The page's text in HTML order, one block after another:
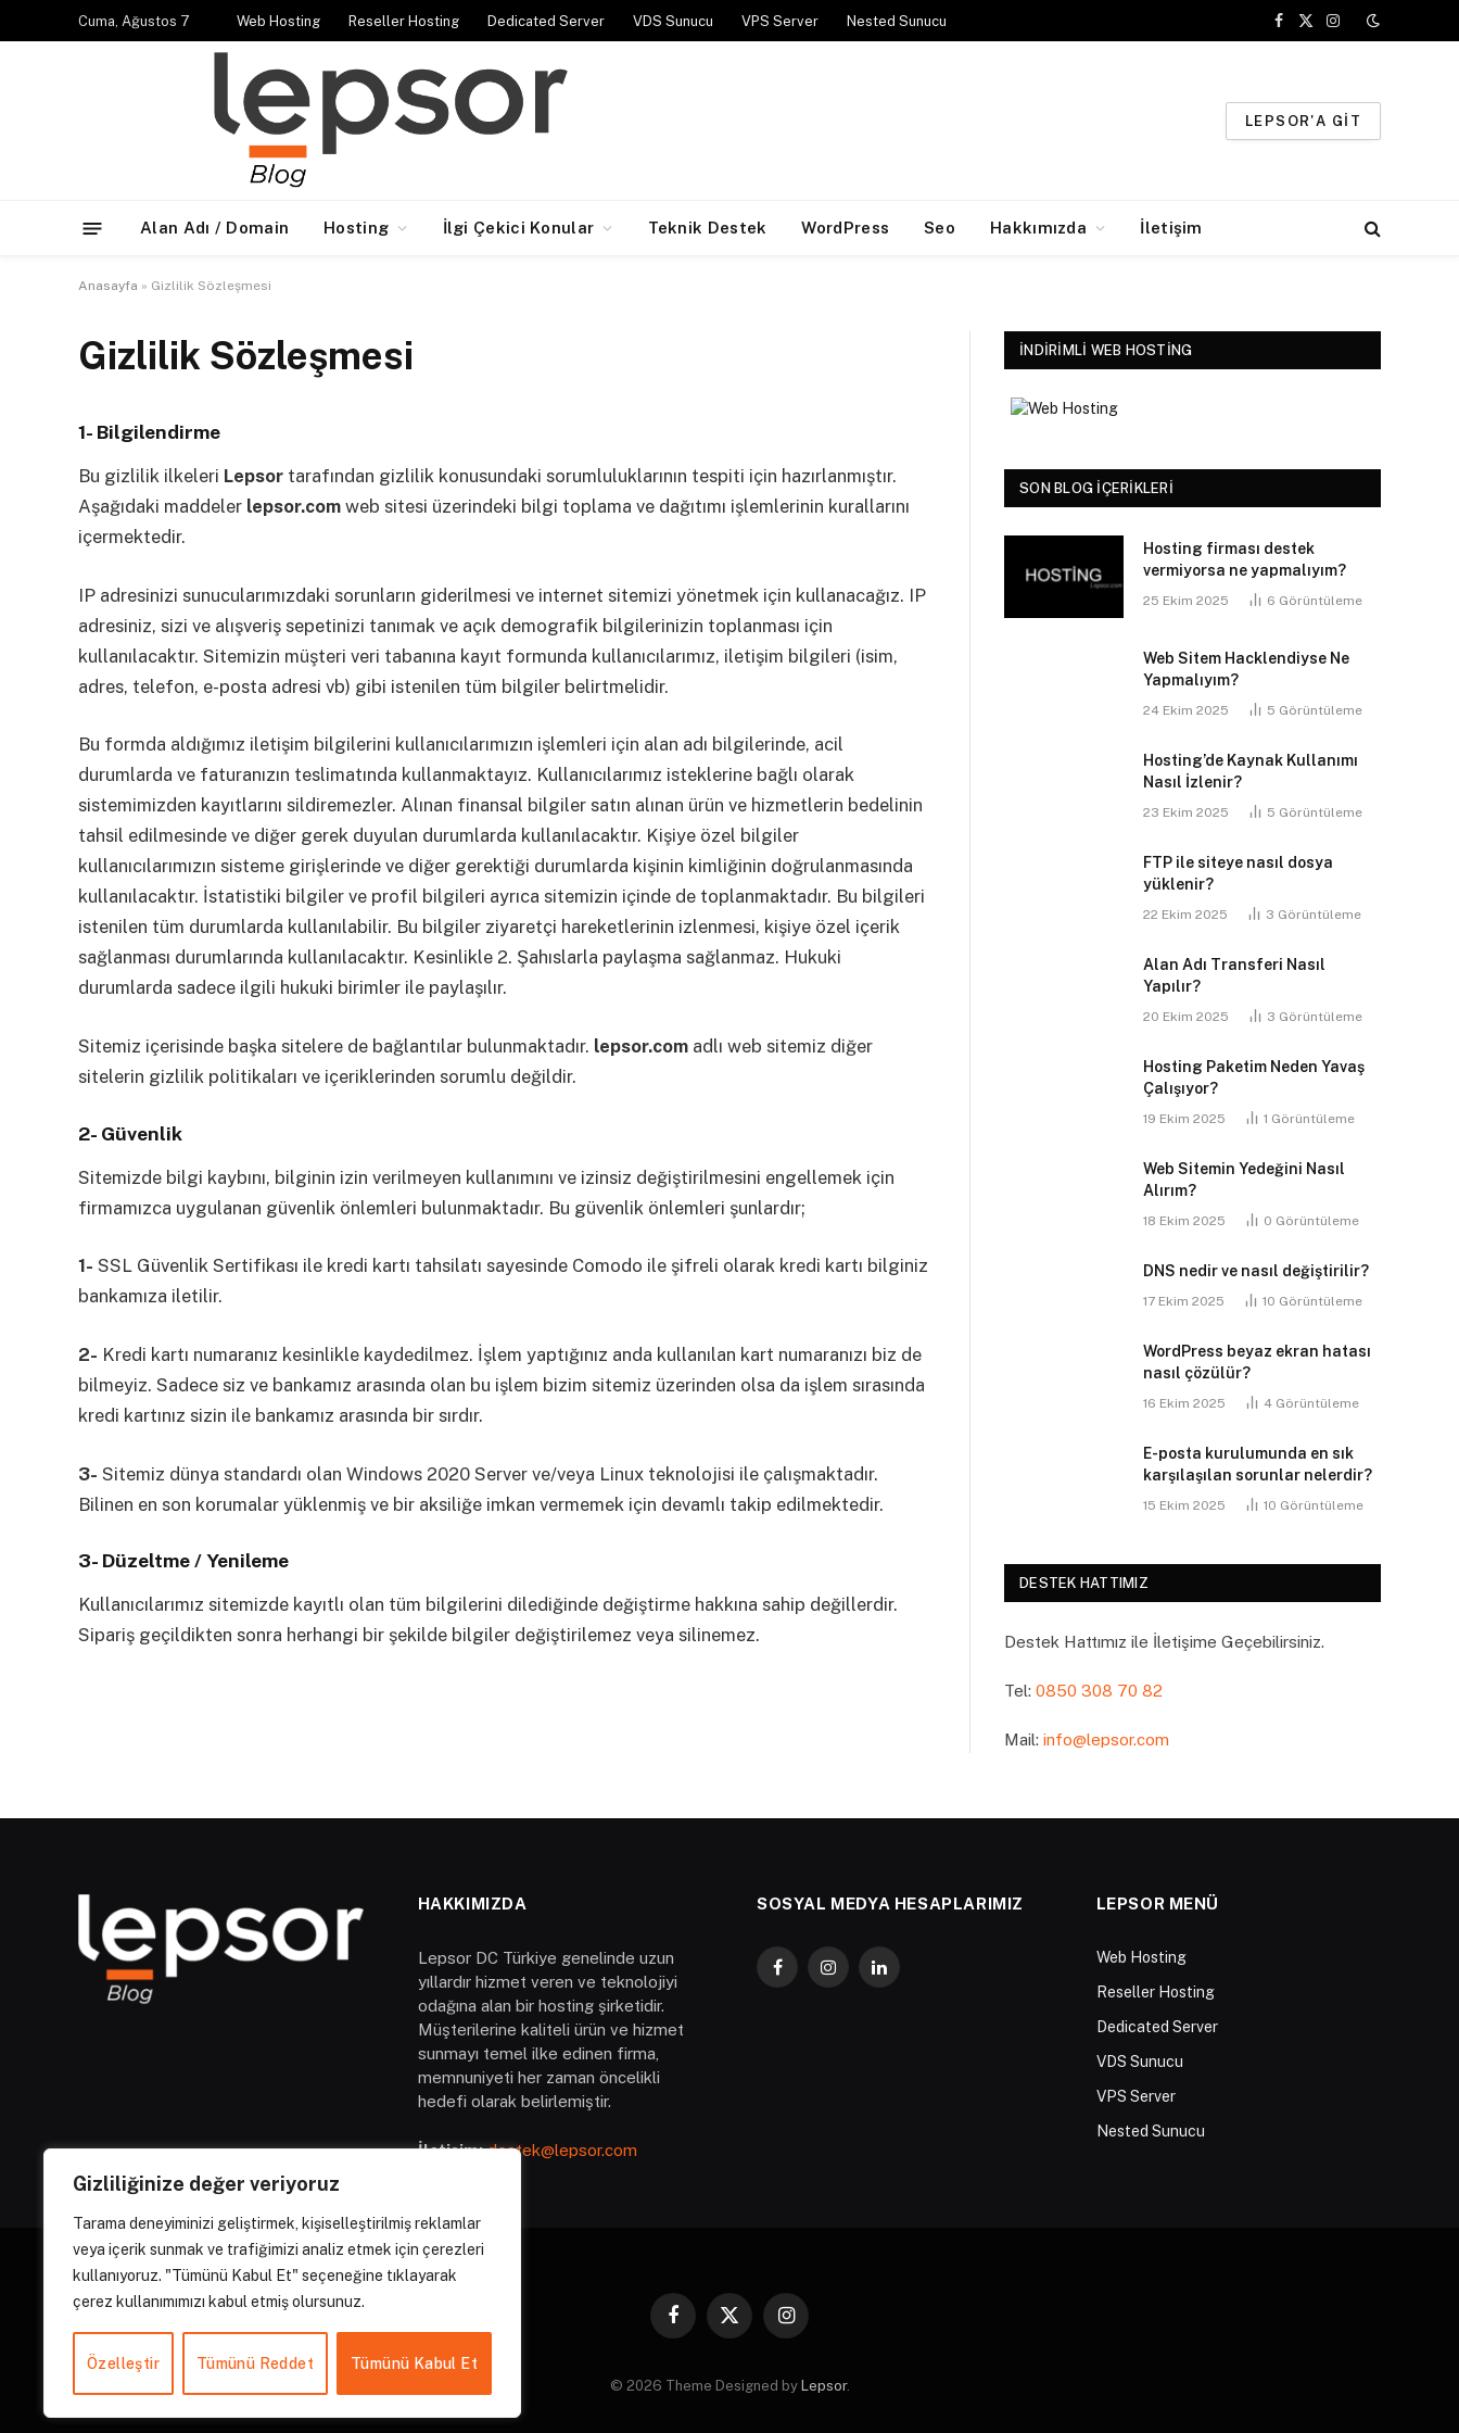
Gizliliğinize değer veriyoruz
Tarama deneyiminizi geliştirmek, kişiselleştirilmiş reklamlar
veya içerik sunmak ve trafiğimizi analiz etmek için çerezleri
kullanıyoruz. "Tümünü Kabul Et" seçeneğine tıklayarak
çerez kullanımımızı kabul etmiş olursunuz.
Özelleştir Tümünü Reddet Tümünü Kabul Et
Cuma, Ağustos 7 Web Hosting Reseller Hosting Dedicated Server VDS Sunucu VPS Server Nested Sunucu
Facebook
X
Instagram
LEPSOR'A GIT
Alan Adı / Domain Hosting İlgi Çekici Konular Teknik Destek WordPress Seo Hakkımızda İletişim
Anasayfa » Gizlilik Sözleşmesi
Gizlilik Sözleşmesi
1- Bilgilendirme
Bu gizlilik ilkeleri Lepsor tarafından gizlilik konusundaki sorumluluklarının tespiti için hazırlanmıştır.
Aşağıdaki maddeler lepsor.com web sitesi üzerindeki bilgi toplama ve dağıtımı işlemlerinin kurallarını
içermektedir.
IP adresinizi sunucularımızdaki sorunların giderilmesi ve internet sitemizi yönetmek için kullanacağız. IP
adresiniz, sizi ve alışveriş sepetinizi tanımak ve açık demografik bilgilerinizin toplanması için
kullanılacaktır. Sitemizin müşteri veri tabanına kayıt formunda kullanıcılarımız, iletişim bilgileri (isim,
adres, telefon, e-posta adresi vb) gibi istenilen tüm bilgiler belirtmelidir.
Bu formda aldığımız iletişim bilgilerini kullanıcılarımızın işlemleri için alan adı bilgilerinde, acil
durumlarda ve faturanızın teslimatında kullanmaktayız. Kullanıcılarımız isteklerine bağlı olarak
sistemimizden kayıtlarını sildiremezler. Alınan finansal bilgiler satın alınan ürün ve hizmetlerin bedelinin
tahsil edilmesinde ve diğer gerek duyulan durumlarda kullanılacaktır. Kişiye özel bilgiler
kullanıcılarımızın sisteme girişlerinde ve diğer gerektiği durumlarda kişinin kimliğinin doğrulanmasında
kullanılacaktır. İstatistiki bilgiler ve profil bilgileri ayrıca sitemizin içinde de toplanmaktadır. Bu bilgileri
istenilen tüm durumlarda kullanılabilir. Bu bilgiler ziyaretçi hareketlerinin izlenmesi, kişiye özel içerik
sağlanması durumlarında kullanılacaktır. Kesinlikle 2. Şahıslarla paylaşma sağlanmaz. Hukuki
durumlarda sadece ilgili hukuki birimler ile paylaşılır.
Sitemiz içerisinde başka sitelere de bağlantılar bulunmaktadır. lepsor.com adlı web sitemiz diğer
sitelerin gizlilik politikaları ve içeriklerinden sorumlu değildir.
2- Güvenlik
Sitemizde bilgi kaybını, bilginin izin verilmeyen kullanımını ve izinsiz değiştirilmesini engellemek için
firmamızca uygulanan güvenlik önlemleri bulunmaktadır. Bu güvenlik önlemleri şunlardır;
1- SSL Güvenlik Sertifikası ile kredi kartı tahsilatı sayesinde Comodo ile şifreli olarak kredi kartı bilginiz
bankamıza iletilir.
2- Kredi kartı numaranız kesinlikle kaydedilmez. İşlem yaptığınız anda kullanılan kart numaranızı biz de
bilmeyiz. Sadece siz ve bankamız arasında olan bu işlem bizim sitemiz üzerinden olsa da işlem sırasında
kredi kartınız sizin ile bankamız arasında bir sırdır.
3- Sitemiz dünya standardı olan Windows 2020 Server ve/veya Linux teknolojisi ile çalışmaktadır.
Bilinen en son korumalar yüklenmiş ve bir aksiliğe imkan vermemek için devamlı takip edilmektedir.
3- Düzeltme / Yenileme
Kullanıcılarımız sitemizde kayıtlı olan tüm bilgilerini dilediğinde değiştirme hakkına sahip değillerdir.
Sipariş geçildikten sonra herhangi bir şekilde bilgiler değiştirilemez veya silinemez.
İNDIRIMLI WEB HOSTING
SON BLOG İÇERIKLERI
Hosting firması destek
vermiyorsa ne yapmalıyım?
25 Ekim 2025 6 Görüntüleme
Web Sitem Hacklendiyse Ne
Yapmalıyım?
24 Ekim 2025 5 Görüntüleme
Hosting’de Kaynak Kullanımı
Nasıl İzlenir?
23 Ekim 2025 5 Görüntüleme
FTP ile siteye nasıl dosya
yüklenir?
22 Ekim 2025 3 Görüntüleme
Alan Adı Transferi Nasıl
Yapılır?
20 Ekim 2025 3 Görüntüleme
Hosting Paketim Neden Yavaş
Çalışıyor?
19 Ekim 2025 1 Görüntüleme
Web Sitemin Yedeğini Nasıl
Alırım?
18 Ekim 2025 0 Görüntüleme
DNS nedir ve nasıl değiştirilir?
17 Ekim 2025 10 Görüntüleme
WordPress beyaz ekran hatası
nasıl çözülür?
16 Ekim 2025 4 Görüntüleme
E-posta kurulumunda en sık
karşılaşılan sorunlar nelerdir?
15 Ekim 2025 10 Görüntüleme
DESTEK HATTIMIZ
Destek Hattımız ile İletişime Geçebilirsiniz.
Tel: 0850 308 70 82
Mail: info@lepsor.com
HAKKIMIZDA
Lepsor DC Türkiye genelinde uzun
yıllardır hizmet veren ve teknolojiyi
odağına alan bir hosting şirketidir.
Müşterilerine kaliteli ürün ve hizmet
sunmayı temel ilke edinen firma,
memnuniyeti her zaman öncelikli
hedefi olarak belirlemiştir.
İletişim: destek@lepsor.com
SOSYAL MEDYA HESAPLARIMIZ
FacebookInstagramLinkedIn
LEPSOR MENÜ
Web Hosting
Reseller Hosting
Dedicated Server
VDS Sunucu
VPS Server
Nested Sunucu
Facebook
X
Instagram
© 2026 Theme Designed by Lepsor.